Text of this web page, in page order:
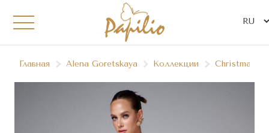
Главная Alena Goretskaya Коллекции